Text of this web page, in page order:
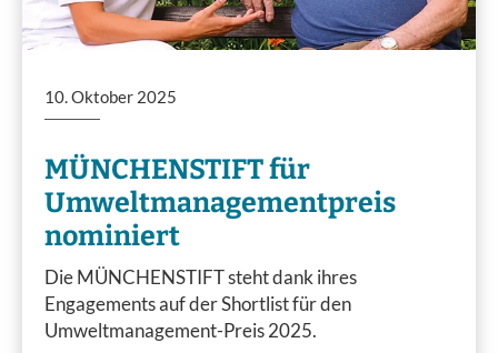
10. Oktober 2025
MÜNCHENSTIFT für
Umweltmanagementpreis
nominiert
Die MÜNCHENSTIFT steht dank ihres
Engagements auf der Shortlist für den
Umweltmanagement-Preis 2025.